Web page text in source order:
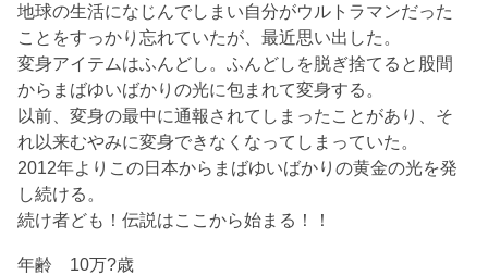
地球の生活になじんでしまい自分がウルトラマンだった
ことをすっかり忘れていたが、最近思い出した。
変身アイテムはふんどし。ふんどしを脱ぎ捨てると股間
からまばゆいばかりの光に包まれて変身する。
以前、変身の最中に通報されてしまったことがあり、そ
れ以来むやみに変身できなくなってしまっていた。
2012年よりこの日本からまばゆいばかりの黄金の光を発
し続ける。
続け者ども！伝説はここから始まる！！
年齢 10万?歳